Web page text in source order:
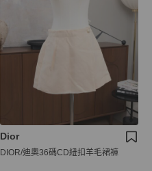
Dior
DIOR/迪奧36碼CD紐扣羊毛裙褲